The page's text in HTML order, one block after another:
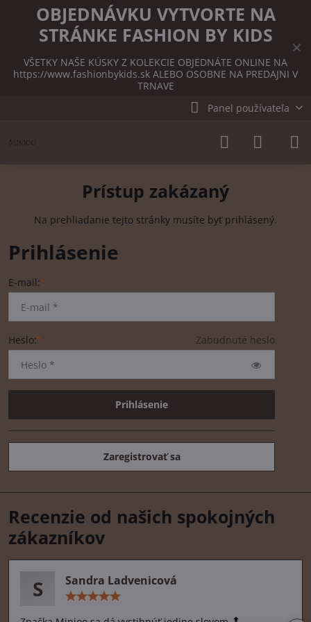
✕
OBJEDNÁVKU VYTVORTE NA
STRÁNKE FASHION BY KIDS
VŠETKY NAŠE KÚSKY Z KOLEKCIE OBJEDNÁTE ONLINE NA
https://www.fashionbykids.sk ALEBO OSOBNE NA PREDAJNI V
TRNAVE
Panel používateľa
Prístup zakázaný
Na prehliadanie tejto stránky musíte byť prihlásený.
Prihlásenie
E-mail:*
Zabudnuté heslo
Heslo:*
Prihlásenie
Zaregistrovať sa
Recenzie od našich spokojných
zákazníkov
S Sandra Ladvenicová